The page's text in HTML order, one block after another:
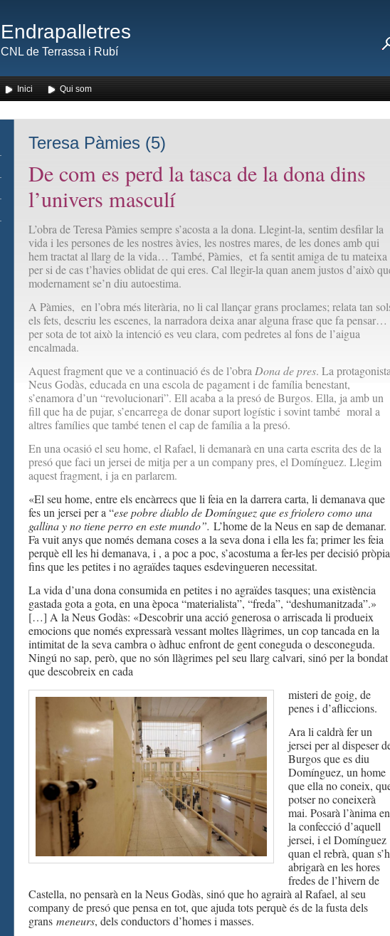
Endrapalletres
CNL de Terrassa i Rubí
Inici Qui som
Teresa Pàmies (5)
De com es perd la tasca de la dona dins
l’univers masculí
L’obra de Teresa Pàmies sempre s’acosta a la dona. Llegint-la, sentim desfilar la
vida i les persones de les nostres àvies, les nostres mares, de les dones amb qui
hem tractat al llarg de la vida… També, Pàmies, et fa sentit amiga de tu mateixa
per si de cas t’havies oblidat de qui eres. Cal llegir-la quan anem justos d’això
modernament se’n diu autoestima.
A Pàmies, en l’obra més literària, no li cal llançar grans proclames; relata tan
els fets, descriu les escenes, la narradora deixa anar alguna frase que fa pensar…
per sota de tot això la intenció es veu clara, com pedretes al fons de l’aigua
encalmada.
Aquest fragment que ve a continuació és de l’obra Dona de pres. La
Neus Godàs, educada en una escola de pagament i de família benestant,
s’enamora d’un “revolucionari”. Ell acaba a la presó de Burgos. Ella, ja amb un
fill que ha de pujar, s’encarrega de donar suport logístic i sovint també moral a
altres famílies que també tenen el cap de família a la presó.
En una ocasió el seu home, el Rafael, li demanarà en una carta escrita des de la
presó que faci un jersei de mitja per a un company pres, el Domínguez. Llegim
aquest fragment, i ja en parlarem.
«El seu home, entre els encàrrecs que li feia en la darrera carta, li demanava que
fes un jersei per a “ese pobre diablo de Domínguez que es friolero como una
gallina y no tiene perro en este mundo”. L’home de la Neus en sap de demanar.
Fa vuit anys que només demana coses a la seva dona i ella les fa; primer les feia
perquè ell les hi demanava, i , a poc a poc, s’acostuma a fer-les per decisió pròpia
fins que les petites i no agraïdes taques esdevingueren necessitat.
La vida d’una dona consumida en petites i no agraïdes tasques; una existència
gastada gota a gota, en una època “materialista”, “freda”, “deshumanitzada”.»
[…] A la Neus Godàs: «Descobrir una acció generosa o arriscada li produeix
emocions que només expressarà vessant moltes llàgrimes, un cop tancada en la
intimitat de la seva cambra o àdhuc enfront de gent coneguda o desconeguda.
Ningú no sap, però, que no són llàgrimes pel seu llarg calvari, sinó per la bondat
que descobreix en cada
misteri de goig, de
penes i d’afliccions.
Ara li caldrà fer un
jersei per al dispeser
Burgos que es diu
Domínguez, un home
que ella no coneix,
potser no coneixerà
mai. Posarà l’ànima en
la confecció d’aquell
jersei, i el Domínguez
quan el rebrà, quan
abrigarà en les hores
fredes de l’hivern de
Castella, no pensarà en la Neus Godàs, sinó que ho agrairà al Rafael, al seu
company de presó que pensa en tot, que ajuda tots perquè és de la fusta dels
grans meneurs, dels conductors d’homes i masses.